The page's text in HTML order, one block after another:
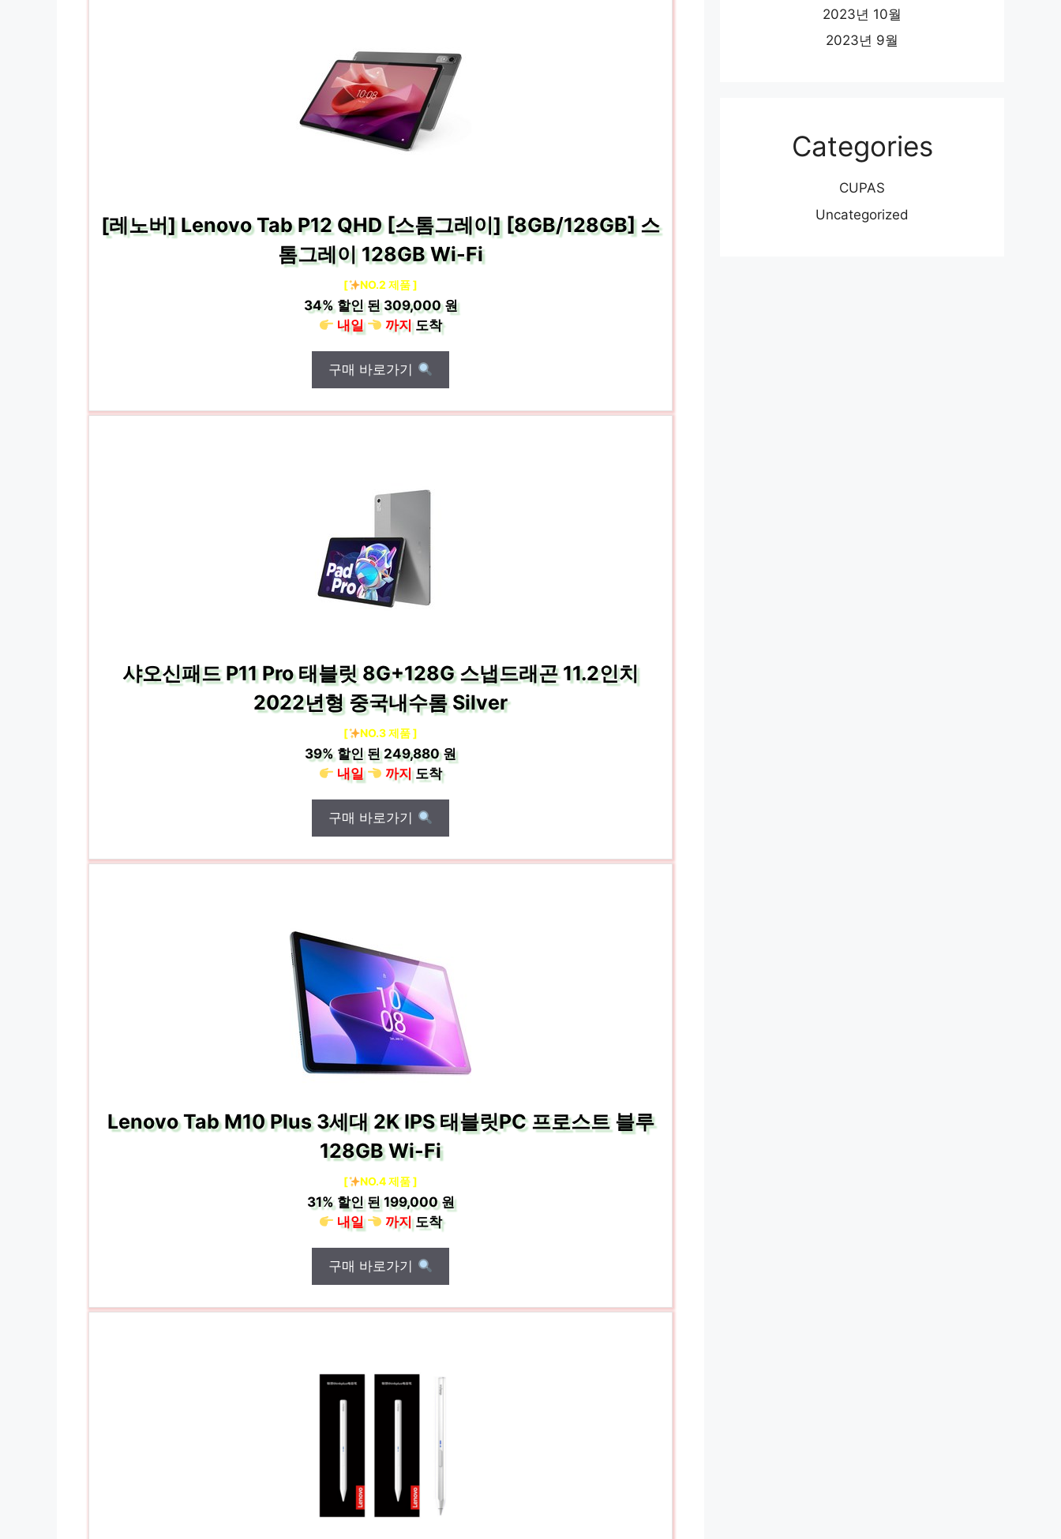
[레노버] Lenovo Tab P12 QHD [스톰그레이] [8GB/128GB] 스
톰그레이 128GB Wi-Fi
[ NO.2 제품 ]
34%할인 된309,000 원
내일
까지도착
구매 바로가기
샤오신패드 P11 Pro 태블릿 8G+128G 스냅드래곤 11.2인치
2022년형 중국내수롬 Silver
[ NO.3 제품 ]
39%할인 된249,880 원
내일
까지도착
구매 바로가기
Lenovo Tab M10 Plus 3세대 2K IPS 태블릿PC 프로스트 블루
128GB Wi-Fi
[ NO.4 제품 ]
31%할인 된199,000 원
내일
까지도착
구매 바로가기
2023년 10월
2023년 9월
Categories
CUPAS
Uncategorized